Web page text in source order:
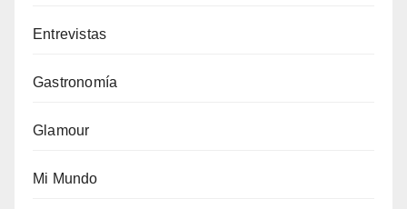
Entrevistas
Gastronomía
Glamour
Mi Mundo